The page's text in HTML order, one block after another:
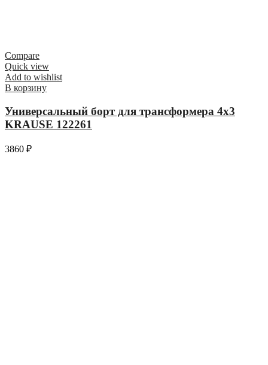
Compare
Quick view
Add to wishlist
В корзину
Универсальный борт для трансформера 4х3
KRAUSE 122261
3860 ₽